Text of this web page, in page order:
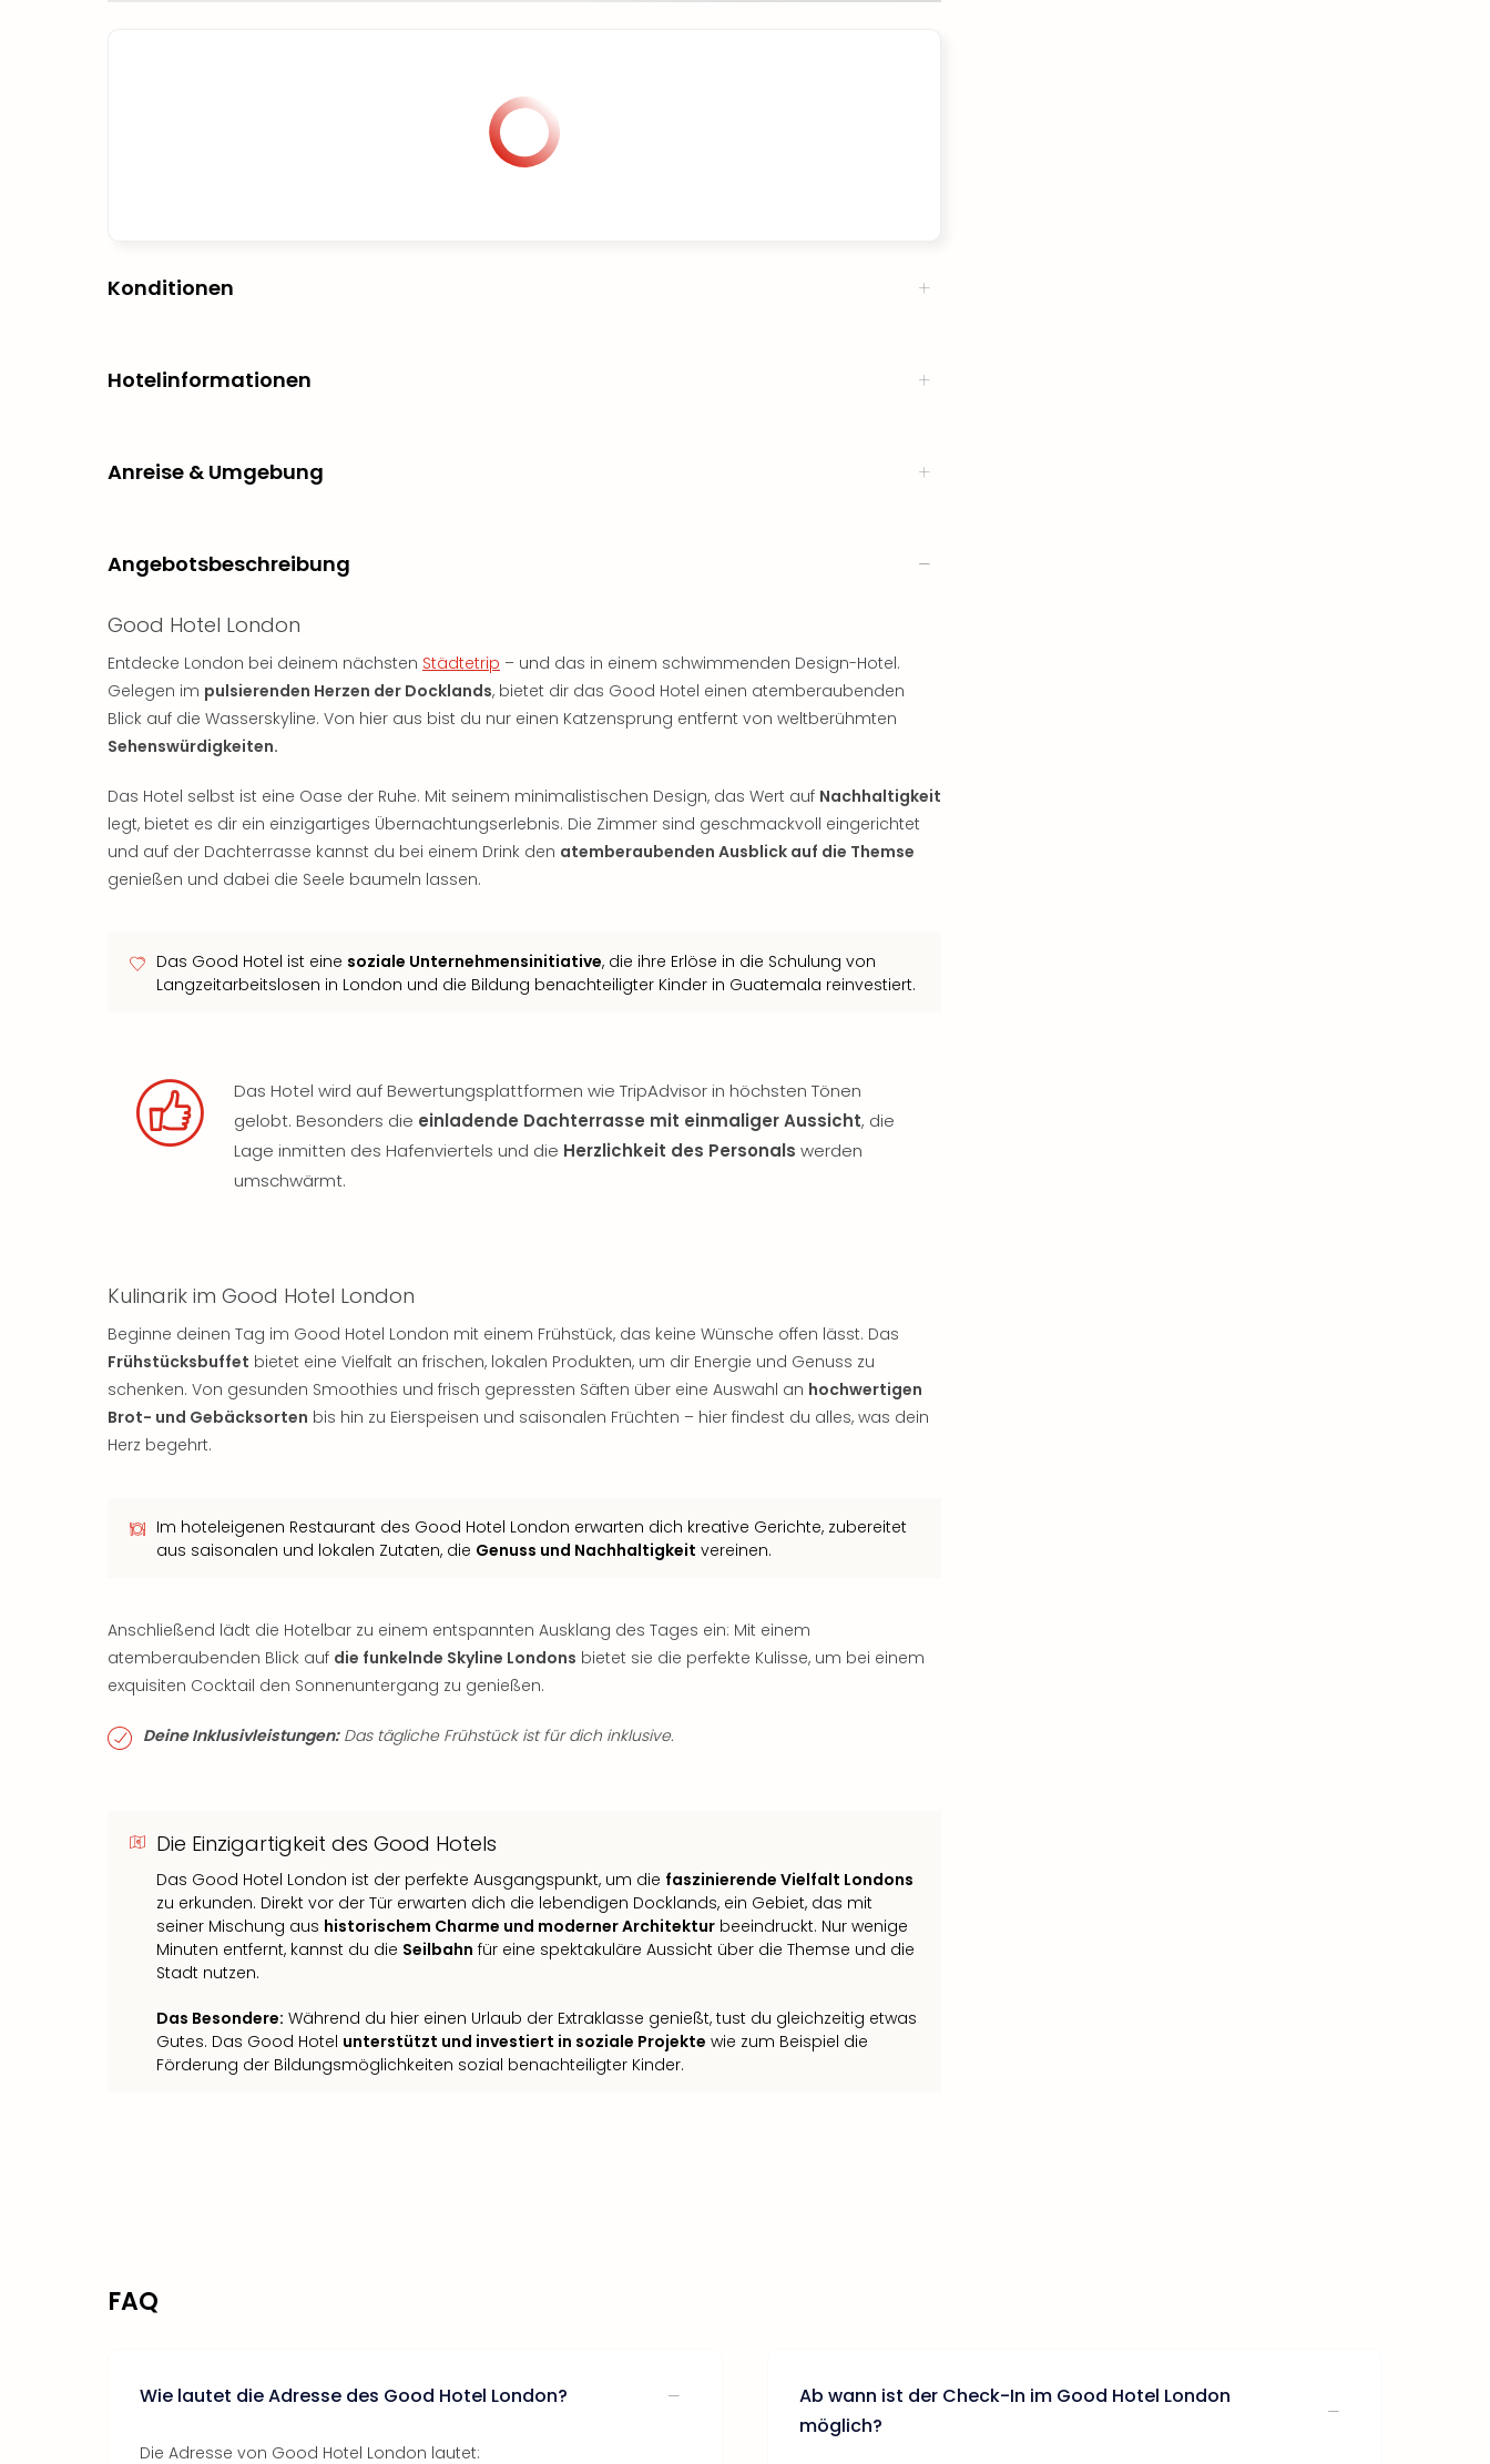
Konditionen
Hotelinformationen
Anreise & Umgebung
Angebotsbeschreibung
Good Hotel London
Entdecke London bei deinem nächsten Städtetrip – und das in einem schwimmenden Design-Hotel.
Gelegen im pulsierenden Herzen der Docklands, bietet dir das Good Hotel einen atemberaubenden
Blick auf die Wasserskyline. Von hier aus bist du nur einen Katzensprung entfernt von weltberühmten
Sehenswürdigkeiten.
Das Hotel selbst ist eine Oase der Ruhe. Mit seinem minimalistischen Design, das Wert auf Nachhaltigkeit
legt, bietet es dir ein einzigartiges Übernachtungserlebnis. Die Zimmer sind geschmackvoll eingerichtet
und auf der Dachterrasse kannst du bei einem Drink den atemberaubenden Ausblick auf die Themse
genießen und dabei die Seele baumeln lassen.
Das Good Hotel ist eine soziale Unternehmensinitiative, die ihre Erlöse in die Schulung von
Langzeitarbeitslosen in London und die Bildung benachteiligter Kinder in Guatemala reinvestiert.
Das Hotel wird auf Bewertungsplattformen wie TripAdvisor in höchsten Tönen
gelobt. Besonders die einladende Dachterrasse mit einmaliger Aussicht, die
Lage inmitten des Hafenviertels und die Herzlichkeit des Personals werden
umschwärmt.
Kulinarik im Good Hotel London
Beginne deinen Tag im Good Hotel London mit einem Frühstück, das keine Wünsche offen lässt. Das
Frühstücksbuffet bietet eine Vielfalt an frischen, lokalen Produkten, um dir Energie und Genuss zu
schenken. Von gesunden Smoothies und frisch gepressten Säften über eine Auswahl an hochwertigen
Brot- und Gebäcksorten bis hin zu Eierspeisen und saisonalen Früchten – hier findest du alles, was dein
Herz begehrt.
Im hoteleigenen Restaurant des Good Hotel London erwarten dich kreative Gerichte, zubereitet
aus saisonalen und lokalen Zutaten, die Genuss und Nachhaltigkeit vereinen.
Anschließend lädt die Hotelbar zu einem entspannten Ausklang des Tages ein: Mit einem
atemberaubenden Blick auf die funkelnde Skyline Londons bietet sie die perfekte Kulisse, um bei einem
exquisiten Cocktail den Sonnenuntergang zu genießen.
Deine Inklusivleistungen:Das tägliche Frühstück ist für dich inklusive.
Die Einzigartigkeit des Good Hotels
Das Good Hotel London ist der perfekte Ausgangspunkt, um die faszinierende Vielfalt Londons
zu erkunden. Direkt vor der Tür erwarten dich die lebendigen Docklands, ein Gebiet, das mit
seiner Mischung aus historischem Charme und moderner Architektur beeindruckt. Nur wenige
Minuten entfernt, kannst du die Seilbahn für eine spektakuläre Aussicht über die Themse und die
Stadt nutzen.
Das Besondere: Während du hier einen Urlaub der Extraklasse genießt, tust du gleichzeitig etwas
Gutes. Das Good Hotel unterstützt und investiert in soziale Projekte wie zum Beispiel die
Förderung der Bildungsmöglichkeiten sozial benachteiligter Kinder.
FAQ
Wie lautet die Adresse des Good Hotel London?
Die Adresse von Good Hotel London lautet:
Ab wann ist der Check-In im Good Hotel London
möglich?